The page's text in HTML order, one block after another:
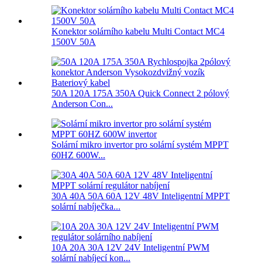
Konektor solárního kabelu Multi Contact MC4
1500V 50A
50A 120A 175A 350A Quick Connect 2 pólový
Anderson Con...
Solární mikro invertor pro solární systém MPPT
60HZ 600W...
30A 40A 50A 60A 12V 48V Inteligentní MPPT
solární nabíječka...
10A 20A 30A 12V 24V Inteligentní PWM
solární nabíjecí kon...